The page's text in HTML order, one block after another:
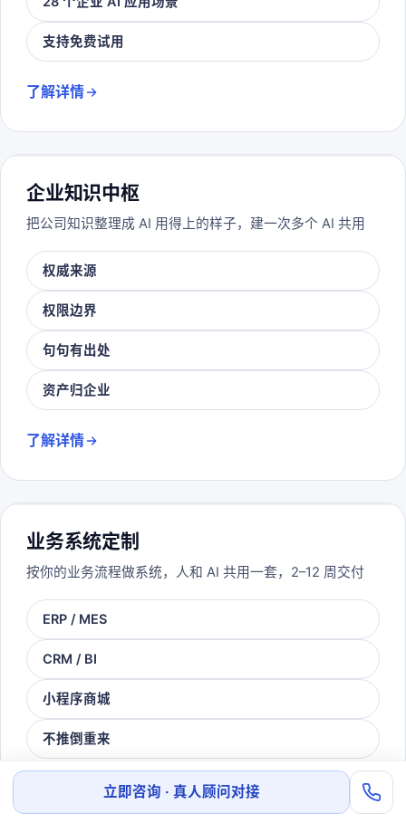
支持免费试用
了解详情
企业知识中枢
把公司知识整理成 AI 用得上的样子，建一次多个 AI 共用
权威来源
权限边界
句句有出处
资产归企业
了解详情
业务系统定制
按你的业务流程做系统，人和 AI 共用一套，2–12 周交付
ERP / MES
CRM / BI
小程序商城
不推倒重来
立即咨询 · 真人顾问对接